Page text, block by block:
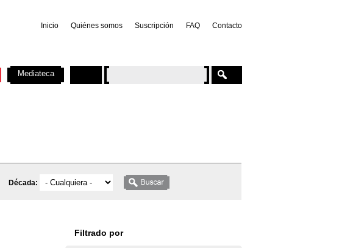
Inicio Quiénes somos Suscripción FAQ Contacto
Década:
Filtrado por
Mediateca